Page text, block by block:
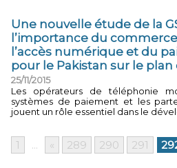
Une nouvelle étude de la
l’importance du
l’accès numérique et du
pour le Pakistan sur le plan
25/11/2015
Les opérateurs de téléphonie
systèmes de paiement et les
jouent un rôle essentiel dans le
1 ... « 289 290 291